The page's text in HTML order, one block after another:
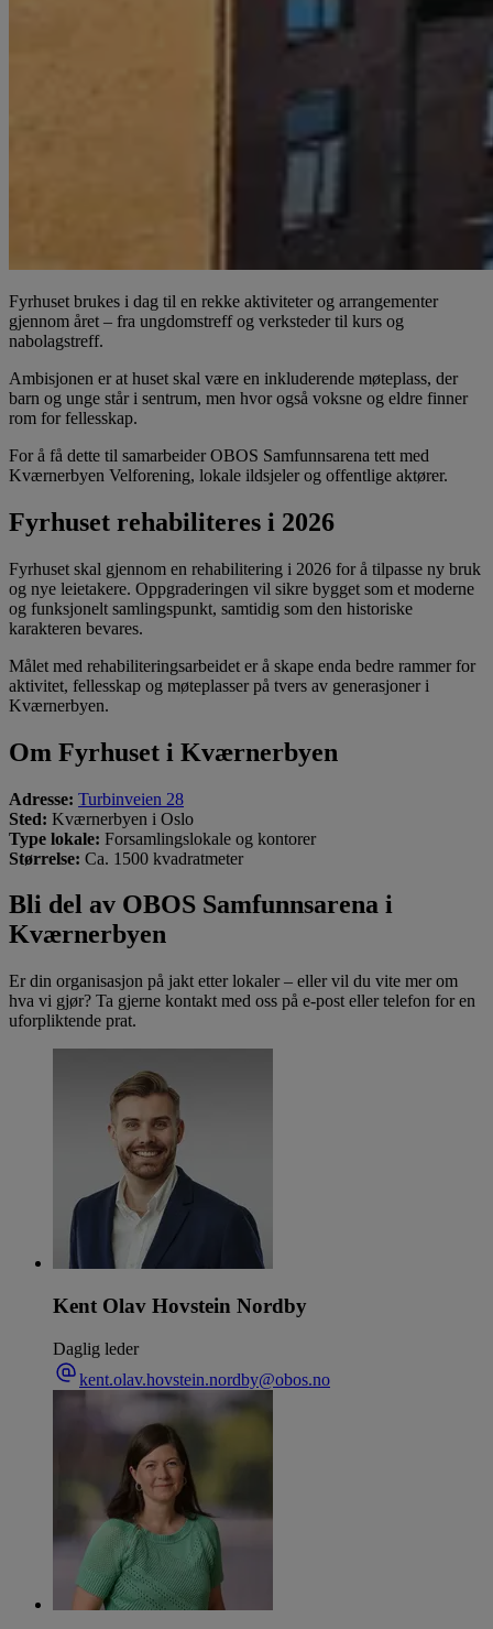
Fyrhuset brukes i dag til en rekke aktiviteter og arrangementer
gjennom året – fra ungdomstreff og verksteder til kurs og
nabolagstreff.
Ambisjonen er at huset skal være en inkluderende møteplass, der
barn og unge står i sentrum, men hvor også voksne og eldre finner
rom for fellesskap.
For å få dette til samarbeider OBOS Samfunnsarena tett med
Kværnerbyen Velforening, lokale ildsjeler og offentlige aktører.
Fyrhuset rehabiliteres i 2026
Fyrhuset skal gjennom en rehabilitering i 2026 for å tilpasse ny bruk
og nye leietakere. Oppgraderingen vil sikre bygget som et moderne
og funksjonelt samlingspunkt, samtidig som den historiske
karakteren bevares.
Målet med rehabiliteringsarbeidet er å skape enda bedre rammer for
aktivitet, fellesskap og møteplasser på tvers av generasjoner i
Kværnerbyen.
Om Fyrhuset i Kværnerbyen
Adresse: Turbinveien 28
Sted: Kværnerbyen i Oslo
Type lokale: Forsamlingslokale og kontorer
Størrelse: Ca. 1500 kvadratmeter
Bli del av OBOS Samfunnsarena i
Kværnerbyen
Er din organisasjon på jakt etter lokaler – eller vil du vite mer om
hva vi gjør? Ta gjerne kontakt med oss på e-post eller telefon for en
uforpliktende prat.
Kent Olav Hovstein Nordby
Daglig leder
kent.olav.hovstein.nordby@obos.no